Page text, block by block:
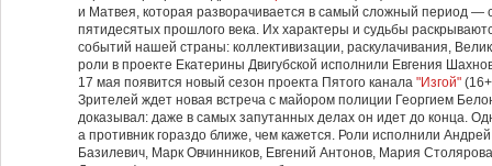
и Матвея, которая разворачивается в самый сложный период —
пятидесятых прошлого века. Их характеры и судьбы
событий нашей страны: коллективизации, раскулачивания,
роли в проекте Екатерины Двигубской исполнили Евгения
17 мая появится новый сезон проекта Пятого канала "Изгой"
Зрителей ждет новая встреча с майором полиции Георгием
доказывал: даже в самых запутанных делах он идет до конца.
а противник гораздо ближе, чем кажется. Роли исполнили
Базилевич, Марк Овчинников, Евгений Антонов, Мария